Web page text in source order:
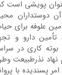
دوستداران
علوفه برای
دارو و
بوته کاری در
نهاد نذرطبیعت